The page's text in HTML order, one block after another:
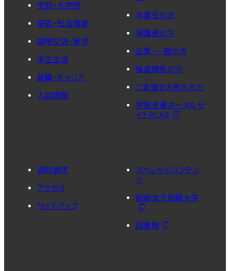
学部・大学院
研究・社会貢献
国際交流・留学
学生生活
就職・キャリア
入試情報
卒業生の方
保護者の方
企業・一般の方
報道関係の方
ご支援をお考えの方
学習支援ポータルサ
イトPLAS
資料請求
アクセス
サイトマップ
スペシャルコンテン
ツ
創価女子短期大学
図書館